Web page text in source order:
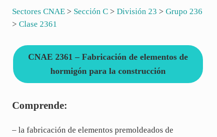
Sectores CNAE> Sección C> División 23 > Grupo 236
> Clase 2361
CNAE 2361 – Fabricación de elementos de
hormigón para la construcción
Comprende:
– la fabricación de elementos premoldeados de